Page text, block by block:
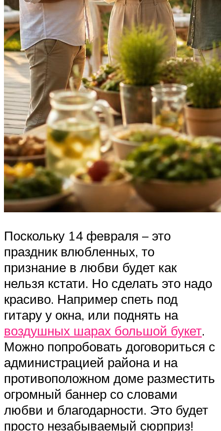
Поскольку 14 февраля – это
праздник влюбленных, то
признание в любви будет как
нельзя кстати. Но сделать это надо
красиво. Например спеть под
гитару у окна, или поднять на
воздушных шарах большой букет.
Можно попробовать договориться с
администрацией района и на
противоположном доме разместить
огромный баннер со словами
любви и благодарности. Это будет
просто незабываемый сюрприз!